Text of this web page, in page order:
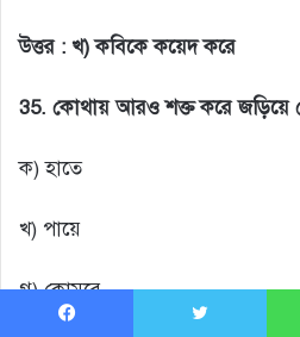
উত্তর : খ) কবিকে কয়েদ করে
35. কোথায় আরও শক্ত করে জড়িয়ে
ক) হাতে
খ) পায়ে
গ) কোমরে